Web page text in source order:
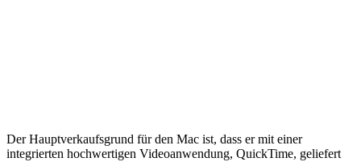
Der Hauptverkaufsgrund für den Mac ist, dass er mit einer
integrierten hochwertigen Videoanwendung, QuickTime, geliefert